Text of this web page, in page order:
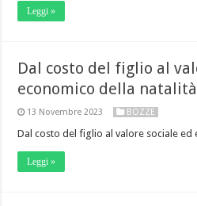
Leggi »
Dal costo del figlio al
economico della natalità
13 Novembre 2023 BOZZE
Dal costo del figlio al valore sociale ed
Leggi »